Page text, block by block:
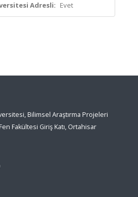
Adresli: Evet
Bilimsel Araştırma Projeleri
Fakültesi Giriş Katı, Ortahisar